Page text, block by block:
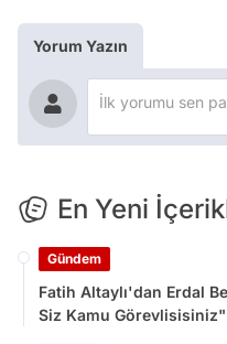
Yorum Yazın
En Yeni
Gündem
Fatih Altaylı'dan Erdal
Siz Kamu Görevlisisiniz"